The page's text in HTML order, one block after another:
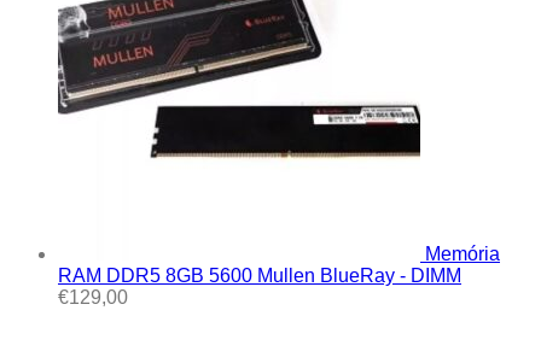
Memória
RAM DDR5 8GB 5600 Mullen BlueRay - DIMM
€129,00